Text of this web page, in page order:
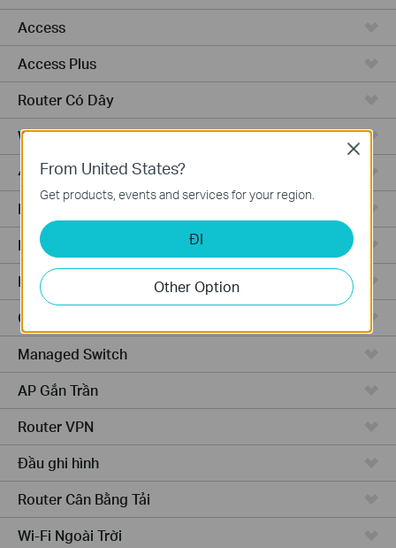
Access
Access Plus
Router Có Dây
WiFi Router
4G WiFi Router
Integrated Router
Phần Cứng
Phần Mềm
Camera
Managed Switch
AP Gắn Trần
Router VPN
Đầu ghi hình
Router Cân Bằng Tải
Wi-Fi Ngoài Trời
From United States?
Get products, events and services for your region.
ĐI
Other Option
Close